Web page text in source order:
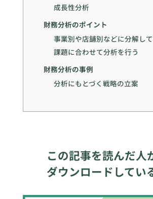
成長性分析
財務分析のポイント
事業別や店舗別などに分解し
課題に合わせて分析を行う
財務分析の事例
分析にもとづく戦略の立案
この記事を読んだ人
ダウンロードしてい